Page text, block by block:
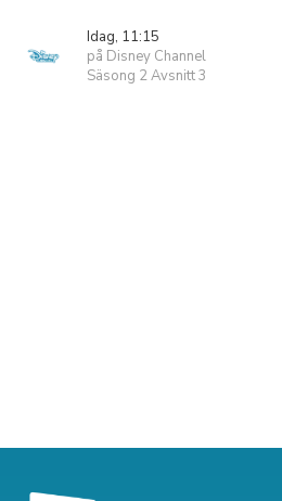
Idag, 11:15
på Disney Channel
Säsong 2 Avsnitt 3